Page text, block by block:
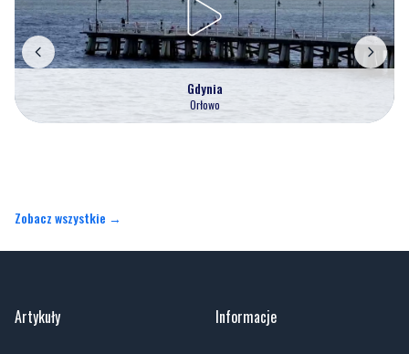
Gdynia
Orłowo
Zobacz wszystkie →
Artykuły Informacje